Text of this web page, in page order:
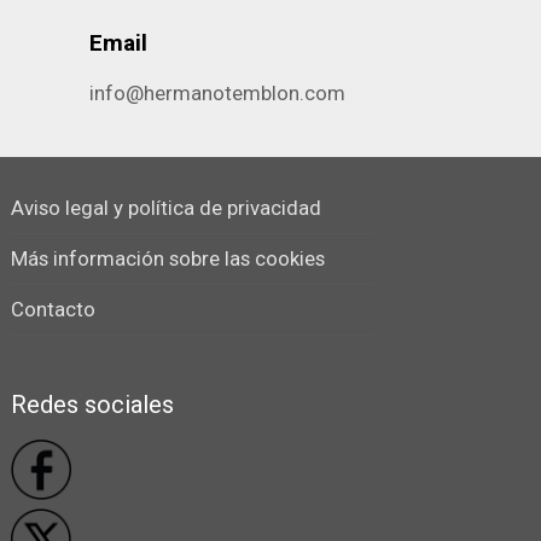
Email
info@hermanotemblon.com
Aviso legal y política de privacidad
Más información sobre las cookies
Contacto
Redes sociales